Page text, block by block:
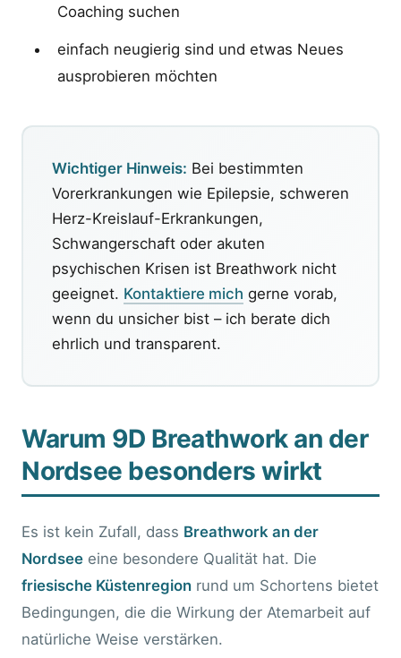
Coaching suchen
einfach neugierig sind und etwas Neues
ausprobieren möchten
Wichtiger Hinweis: Bei bestimmten
Vorerkrankungen wie Epilepsie, schweren
Herz-Kreislauf-Erkrankungen,
Schwangerschaft oder akuten
psychischen Krisen ist Breathwork nicht
geeignet. Kontaktiere mich gerne vorab,
wenn du unsicher bist – ich berate dich
ehrlich und transparent.
Warum 9D Breathwork an der
Nordsee besonders wirkt
Es ist kein Zufall, dass Breathwork an der
Nordsee eine besondere Qualität hat. Die
friesische Küstenregion rund um Schortens bietet
Bedingungen, die die Wirkung der Atemarbeit auf
natürliche Weise verstärken.